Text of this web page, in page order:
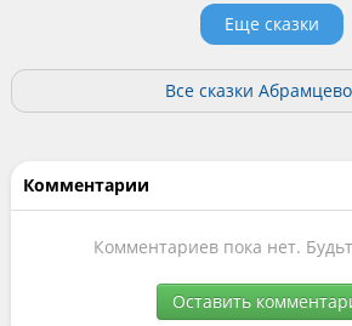
Еще сказки
Все сказки
Комментарии
Комментариев пока нет.
Оставить